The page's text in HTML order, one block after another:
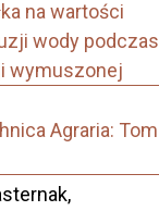
na wartości
wody podczas
wymuszonej
Agraria: Tom